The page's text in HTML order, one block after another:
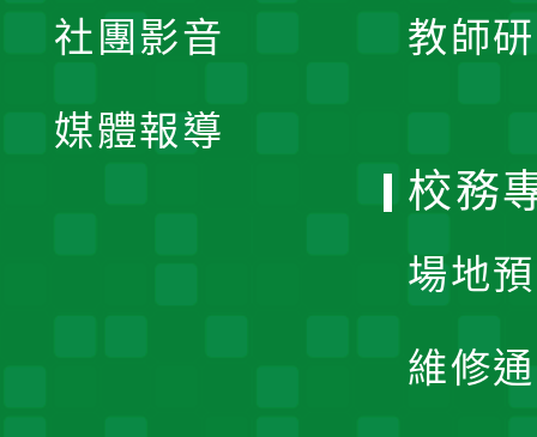
教師
社團影音
媒體報導
校務
場地
維修